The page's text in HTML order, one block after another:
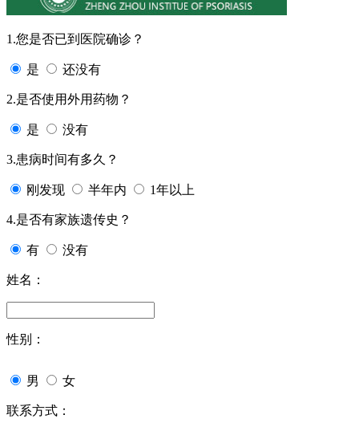
1.您是否已到医院确诊？
是 还没有
2.是否使用外用药物？
是 没有
3.患病时间有多久？
刚发现 半年内 1年以上
4.是否有家族遗传史？
有 没有
姓名：
性别：
男 女
联系方式：